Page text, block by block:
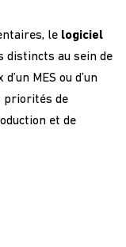
le logiciel
distincts au sein de
MES ou d’un
priorités de
et de